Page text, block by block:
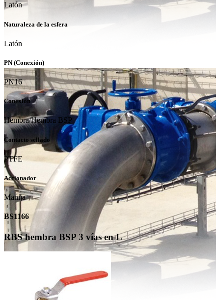
Latón
Naturaleza de la esfera
Latón
PN (Conexión)
PN16
Conexión
Hembra/Hembra BSP
Contacto sellado
PTFE
Accionador
Manija
BS1166
RBS hembra BSP 3 vías en L